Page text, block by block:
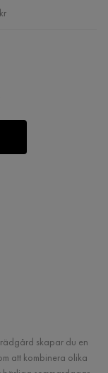
skapar du en
att kombinera olika